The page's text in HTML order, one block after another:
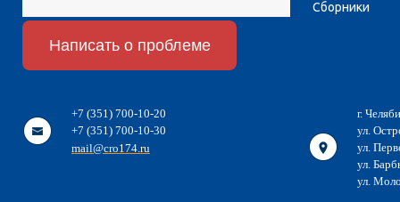
Написать о проблеме
Сборники
+7 (351) 700-10-20
+7 (351) 700-10-30
mail@cro174.ru
г.
ул.
ул.
ул.
ул.